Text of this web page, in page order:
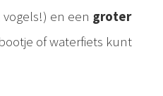
en een groter
of waterfiets kunt